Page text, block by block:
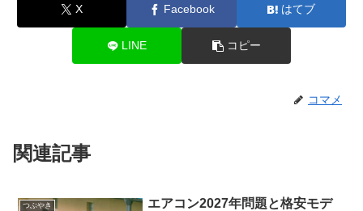
X Facebook はてブ
LINE コピー
コマメ
関連記事
つぶやき
エアコン2027年問題と格安モデ